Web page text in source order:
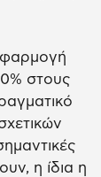
στους
η ίδια η